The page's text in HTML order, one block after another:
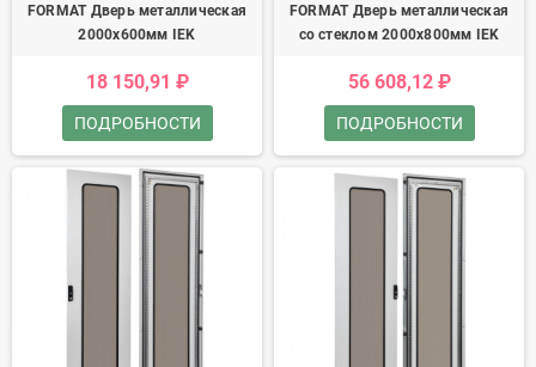
FORMAT Дверь металлическая
2000х600мм IEK
18 150,91 ₽
ПОДРОБНОСТИ
FORMAT Дверь металлическая
со стеклом 2000х800мм IEK
56 608,12 ₽
ПОДРОБНОСТИ